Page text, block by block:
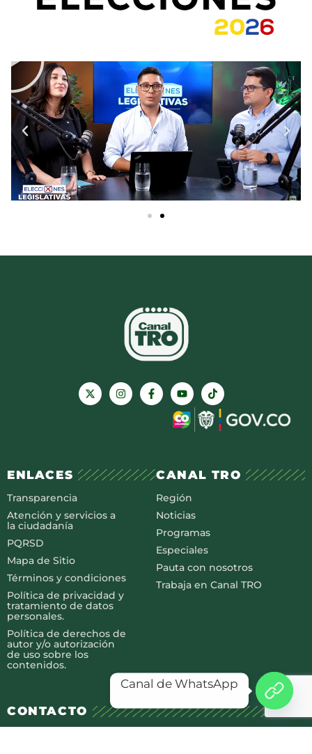
ENLACES
Transparencia
Atención y servicios a
la ciudadanía
PQRSD
Mapa de Sitio
Términos y condiciones
Política de privacidad y
tratamiento de datos
personales.
Política de derechos de
autor y/o autorización
de uso sobre los
contenidos.
CANAL TRO
Región
Noticias
Programas
Especiales
Pauta con nosotros
Trabaja en Canal TRO
CONTACTO
Canal de WhatsApp